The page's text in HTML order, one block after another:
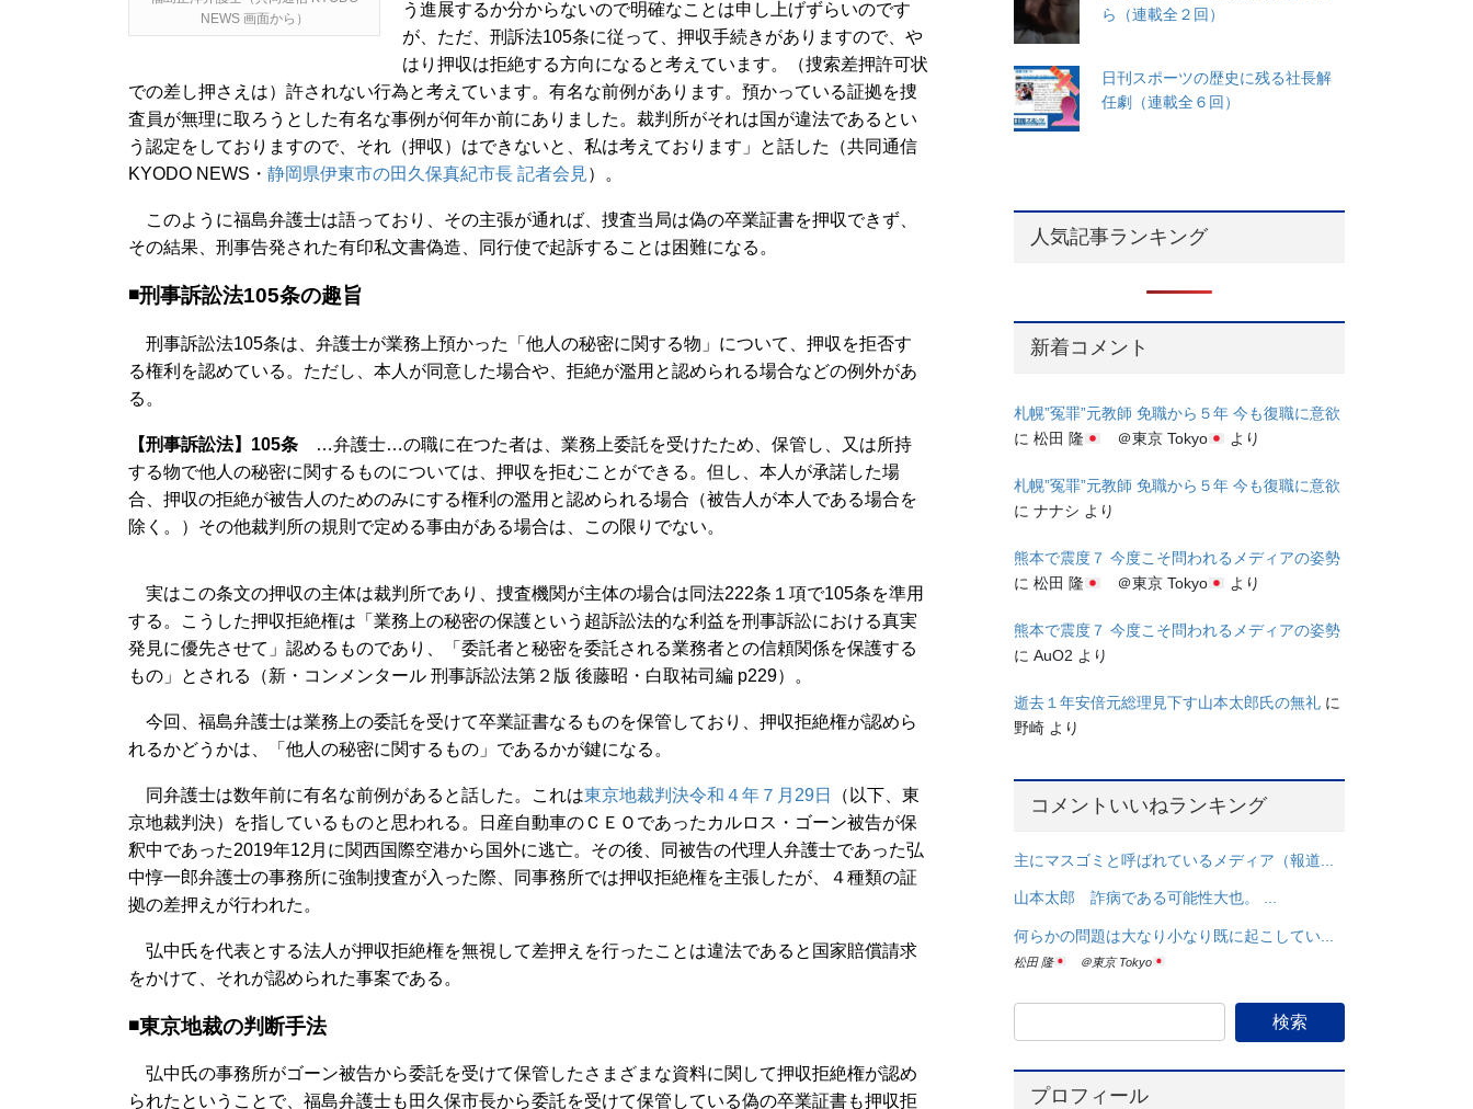
NEWS 画面から）
う進展するか分からないので明確なことは申し上げずらいのです
が、ただ、刑訴法105条に従って、押収手続きがありますので、や
はり押収は拒絶する方向になると考えています。（捜索差押許可状
での差し押さえは）許されない行為と考えています。有名な前例があります。預かっている証拠を捜
査員が無理に取ろうとした有名な事例が何年か前にありました。裁判所がそれは国が違法であるとい
う認定をしておりますので、それ（押収）はできないと、私は考えております」と話した（共同通信
KYODO NEWS・ 静岡県伊東市の田久保真紀市長 記者会見）。
このように福島弁護士は語っており、その主張が通れば、捜査当局は偽の卒業証書を押収できず、
その結果、刑事告発された有印私文書偽造、同行使で起訴することは困難になる。
◾️刑事訴訟法105条の趣旨
刑事訴訟法105条は、弁護士が業務上預かった「他人の秘密に関する物」について、押収を拒否す
る権利を認めている。ただし、本人が同意した場合や、拒絶が濫用と認められる場合などの例外があ
る。
【刑事訴訟法】105条 …弁護士…の職に在つた者は、業務上委託を受けたため、保管し、又は所持
する物で他人の秘密に関するものについては、押収を拒むことができる。但し、本人が承諾した場
合、押収の拒絶が被告人のためのみにする権利の濫用と認められる場合（被告人が本人である場合を
除く。）その他裁判所の規則で定める事由がある場合は、この限りでない。
実はこの条文の押収の主体は裁判所であり、捜査機関が主体の場合は同法222条１項で105条を準用
する。こうした押収拒絶権は「業務上の秘密の保護という超訴訟法的な利益を刑事訴訟における真実
発見に優先させて」認めるものであり、「委託者と秘密を委託される業務者との信頼関係を保護する
もの」とされる（新・コンメンタール 刑事訴訟法第２版 後藤昭・白取祐司編 p229）。
今回、福島弁護士は業務上の委託を受けて卒業証書なるものを保管しており、押収拒絶権が認めら
れるかどうかは、「他人の秘密に関するもの」であるかが鍵になる。
同弁護士は数年前に有名な前例があると話した。これは東京地裁判決令和４年７月29日
（以下、東
京地裁判決）を指しているものと思われる。日産自動車のＣＥＯであったカルロス・ゴーン被告が保
釈中であった2019年12月に関西国際空港から国外に逃亡。その後、同被告の代理人弁護士であった弘
中惇一郎弁護士の事務所に強制捜査が入った際、同事務所では押収拒絶権を主張したが、４種類の証
拠の差押えが行われた。
弘中氏を代表とする法人が押収拒絶権を無視して差押えを行ったことは違法であると国家賠償請求
をかけて、それが認められた事案である。
◾️東京地裁の判断手法
弘中氏の事務所がゴーン被告から委託を受けて保管したさまざまな資料に関して押収拒絶権が認め
られたということで、福島弁護士も田久保市長から委託を受けて保管している偽の卒業証書も押収拒
ら（連載全２回）
日刊スポーツの歴史に残る社長解
任劇（連載全６回）
人気記事ランキング
新着コメント
札幌”冤罪”元教師 免職から５年 今も復職に意欲
に松田 隆 ＠東京 Tokyo より
札幌”冤罪”元教師 免職から５年 今も復職に意欲
にナナシ より
熊本で震度７ 今度こそ問われるメディアの姿勢
に松田 隆 ＠東京 Tokyo より
熊本で震度７ 今度こそ問われるメディアの姿勢
にAuO2 より
逝去１年安倍元総理見下す山本太郎氏の無礼 に
野崎 より
コメントいいねランキング
主にマスゴミと呼ばれているメディア（報道...
山本太郎 詐病である可能性大也。 ...
何らかの問題は大なり小なり既に起こしてい...
松田 隆 ＠東京 Tokyo
プロフィール